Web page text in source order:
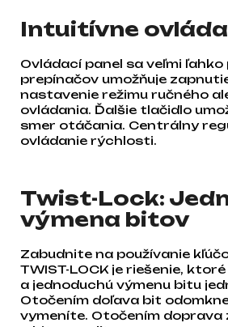
Intuitívne
Ovládací panel sa veľmi ľahko
prepínačov umožňuje
nastavenie režimu ručného
ovládania. Ďalšie tlačidlo
smer otáčania. Centrálny
ovládanie rýchlosti.
Twist-Lock:
výmena bitov
Zabudnite na používanie
TWIST-LOCK je riešenie,
a jednoduchú výmenu bitu
Otočením doľava bit
vymeníte. Otočením